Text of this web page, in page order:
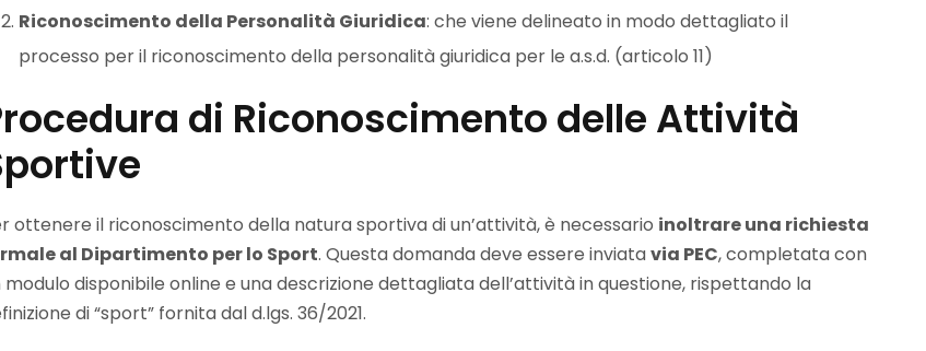
Riconoscimento della Personalità Giuridica: che viene delineato in modo dettagliato il
processo per il riconoscimento della personalità giuridica per le a.s.d. (articolo 11)
di Riconoscimento delle Attività
ottenere il riconoscimento della natura sportiva di un’attività, è necessario inoltrare una richiesta
al Dipartimento per lo Sport. Questa domanda deve essere inviatavia PEC, completata con
modulo disponibile online e una descrizione dettagliata dell’attività in questione, rispettando la
di “sport” fornita dal d.lgs. 36/2021.